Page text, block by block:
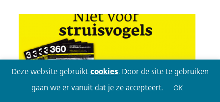
Deze website gebruikt cookies. Door de site te gebruiken
gaan we er vanuit dat je ze accepteert. OK